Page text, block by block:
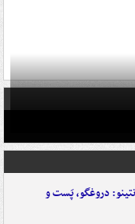
دروغگو، پَست‌ و